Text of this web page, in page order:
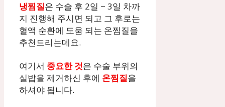
냉찜질은 수술 후 2일 ~ 3일 차까
지 진행해 주시면 되고 그 후로는
혈액 순환에 도움 되는 온찜질을
추천드리는데요.
여기서 중요한 것은 수술 부위의
실밥을 제거하신 후에 온찜질을
하셔야 됩니다.